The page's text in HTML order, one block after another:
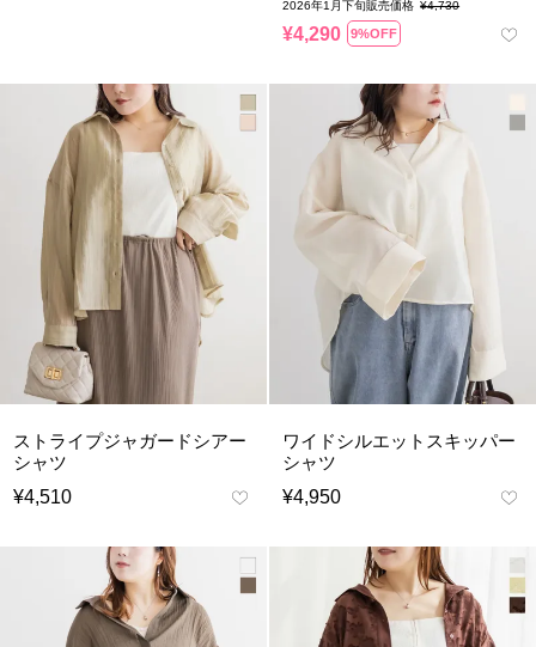
2026年1月下旬販売価格 ¥4,730
¥4,290 9%OFF
ストライプジャガードシアー
シャツ
¥4,510
ワイドシルエットスキッパー
シャツ
¥4,950